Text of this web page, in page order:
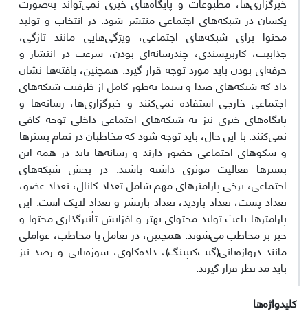
یکسان در شبکه‌های اجتماعی منتشر شود. در انتخاب و تولید
محتوا برای شبکه‌های اجتماعی، ویژگی‌هایی مانند تازگی،
جذابیت، کاربرپسندی، چندرسانه‌ای بودن، سرعت در انتشار و
حرفه‌ای بودن باید مورد توجه قرار گیرد. همچنین، یافته‌ها نشان
داد که شبکه‌های صدا و سیما به‌طور کامل از ظرفیت شبکه‌های
اجتماعی خارجی استفاده نمی‌کنند و خبرگزاری‌ها، رسانه‌ها و
پایگاه‌های خبری نیز به شبکه‌های اجتماعی داخلی توجه کافی
نمی‌کنند. با این حال، باید توجه شود که مخاطبان در تمام بسترها
و سکوهای اجتماعی حضور دارند و رسانه‌ها باید در همه این
بسترها فعالیت موثری داشته باشند. در بخش شبکه‌های
اجتماعی، برخی پارامترهای مهم شامل تعداد کانال، تعداد عضو،
تعداد پست، تعداد بازدید، تعداد بازنشر و تعداد لایک است. این
پارامترها باعث تولید محتوای بهتر و افزایش تأثیرگذاری محتوا و
خبر بر مخاطب می‌شوند. همچنین، در تعامل با مخاطب، عواملی
مانند دروازه‌بانی(گیت‌کیپینگ)، داده‌کاوی، سوژه‌یابی و رصد نیز
باید مد نظر قرار گیرند.
کلیدواژه‌ها